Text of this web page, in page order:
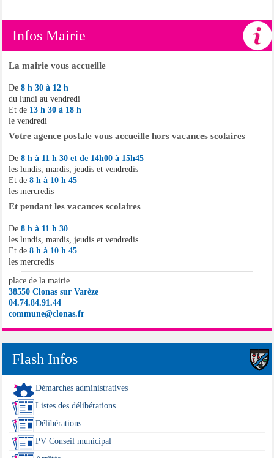
Infos Mairie
La mairie vous accueille
De8 h 30 à 12 h
du lundi au vendredi
Et de 13 h 30 à 18 h
le vendredi
Votre agence postale vous accueille hors vacances scolaires
De8 h à 11 h 30 et de 14h00 à 15h45
les lundis, mardis, jeudis et vendredis
Et de8 h à 10 h 45
les mercredis
Et pendant les vacances scolaires
De8 h à 11 h 30
les lundis, mardis, jeudis et vendredis
Et de8 h à 10 h 45
les mercredis
place de la mairie
38550 Clonas sur Varèze
04.74.84.91.44
commune@clonas.fr
Flash Infos
Démarches administratives
Listes des délibérations
Délibérations
PV Conseil municipal